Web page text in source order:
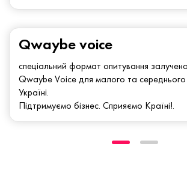
Qwaybe voice
спеціальний формат опитування
Qwaybe Voice для малого та середнього
Україні.
Підтримуємо бізнес. Сприяємо Країні!.